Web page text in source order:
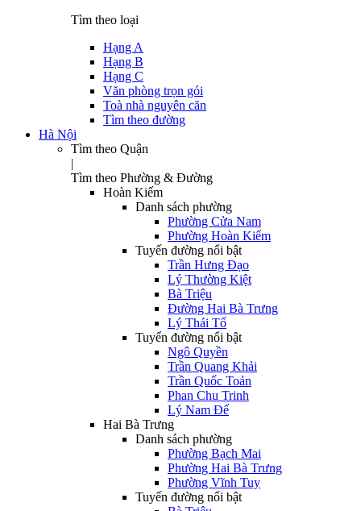
Tìm theo loại
Hạng A
Hạng B
Hạng C
Văn phòng trọn gói
Toà nhà nguyên căn
Tìm theo đường
Hà Nội
Tìm theo Quận
|
Tìm theo Phường & Đường
Hoàn Kiếm
Danh sách phường
Phường Cửa Nam
Phường Hoàn Kiếm
Tuyến đường nổi bật
Trần Hưng Đạo
Lý Thường Kiệt
Bà Triệu
Đường Hai Bà Trưng
Lý Thái Tổ
Tuyến đường nổi bật
Ngô Quyền
Trần Quang Khải
Trần Quốc Toản
Phan Chu Trinh
Lý Nam Đế
Hai Bà Trưng
Danh sách phường
Phường Bạch Mai
Phường Hai Bà Trưng
Phường Vĩnh Tuy
Tuyến đường nổi bật